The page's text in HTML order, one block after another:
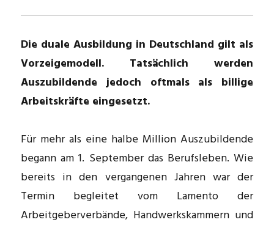
Die duale Ausbildung in Deutschland gilt als
Vorzeigemodell. Tatsächlich werden
Auszubildende jedoch oftmals als billige
Arbeitskräfte eingesetzt.
Für mehr als eine halbe Million Auszubildende
begann am 1. September das Berufsleben. Wie
bereits in den vergangenen Jahren war der
Termin begleitet vom Lamento der
Arbeitgeberverbände, Handwerkskammern und